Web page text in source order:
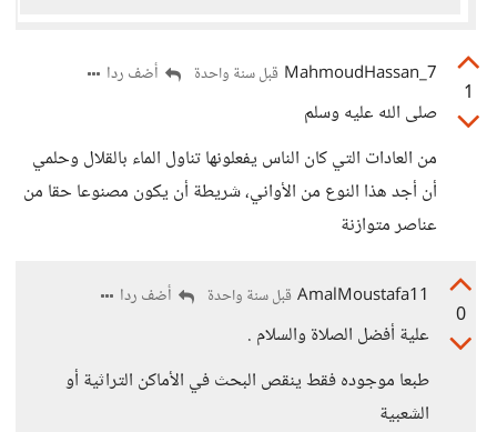
1
MahmoudHassan_7 قبل سنة واحدة أضف ردا
صلى الله عليه وسلم
من العادات التي كان الناس يفعلونها تناول الماء بالقلال وحلمي
أن أجد هذا النوع من الأواني، شريطة أن يكون مصنوعا حقا من
عناصر متوازنة
0
AmalMoustafa11 قبل سنة واحدة أضف ردا
علية أفضل الصلاة والسلام .
طبعا موجوده فقط ينقص البحث في الأماكن التراثية أو
الشعبية